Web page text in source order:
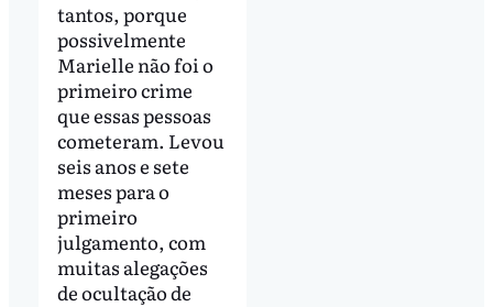
tantos, porque
possivelmente
Marielle não foi o
primeiro crime
que essas pessoas
cometeram. Levou
seis anos e sete
meses para o
primeiro
julgamento, com
muitas alegações
de ocultação de